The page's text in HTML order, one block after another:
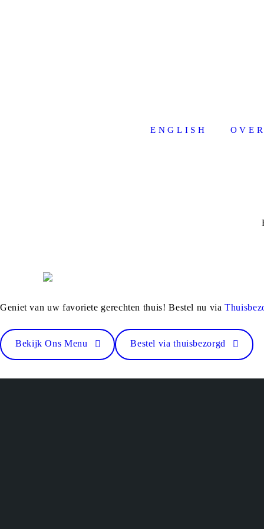
ENGLISH
Geniet van uw favoriete gerechten thuis! Bestel nu via
Bekijk Ons Menu Bestel via thuisbezorgd